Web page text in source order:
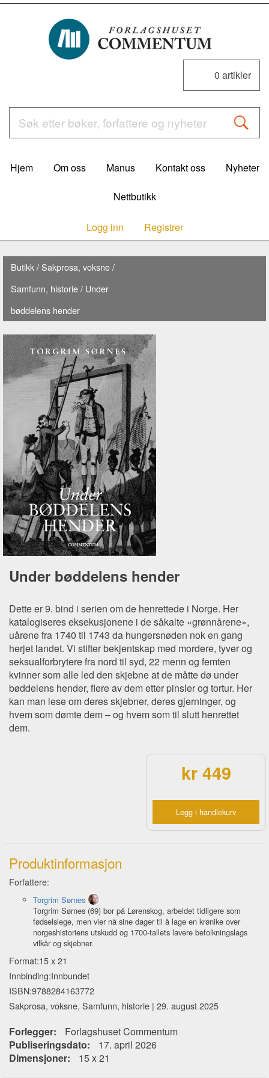
0 artikler
Hjem Om oss Manus Kontakt oss Nyheter
Nettbutikk
Logg inn Registrer
Butikk/ Sakprosa, voksne/
Samfunn, historie/ Under
bøddelens hender
Under bøddelens hender
Dette er 9. bind i serien om de henrettede i Norge. Her
katalogiseres eksekusjonene i de såkalte «grønnårene»,
uårene fra 1740 til 1743 da hungersnøden nok en gang
herjet landet. Vi stifter bekjentskap med mordere, tyver og
seksualforbrytere fra nord til syd, 22 menn og femten
kvinner som alle led den skjebne at de måtte dø under
bøddelens hender, flere av dem etter pinsler og tortur. Her
kan man lese om deres skjebner, deres gjerninger, og
hvem som dømte dem – og hvem som til slutt henrettet
dem.
kr 449
Legg i handlekurv
Produktinformasjon
Forfattere:
Torgrim Sørnes
Torgrim Sørnes (69) bor på Lørenskog, arbeidet tidligere som
fødselslege, men vier nå sine dager til å lage en krønike over
norgeshistoriens utskudd og 1700-tallets lavere befolkningslags
vilkår og skjebner.
Format:15 x 21
Innbinding:Innbundet
ISBN:9788284163772
Sakprosa, voksne, Samfunn, historie | 29. august 2025
Forlegger:
Forlagshuset Commentum
Publiseringsdato:
17. april 2026
Dimensjoner:
15 x 21